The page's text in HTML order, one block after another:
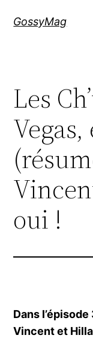
GossyMag
Les
oui !
Dans
Vincent et